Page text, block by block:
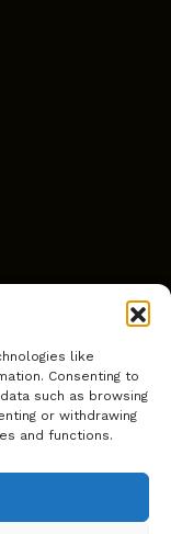
like
Consenting to
such as browsing
or withdrawing
and functions.